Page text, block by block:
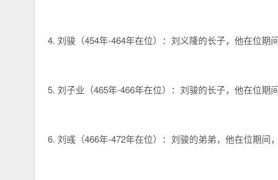
4. 刘骏（454年-464年在位）：刘义隆的长子，他在位期
5. 刘子业（465年-466年在位）：刘骏的长子，他在位期
6. 刘彧（466年-472年在位）：刘骏的弟弟，他在位期间